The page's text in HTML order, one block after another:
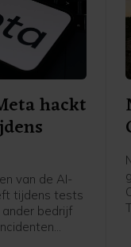
hackt
van de AI-
tijdens tests
bedrijf